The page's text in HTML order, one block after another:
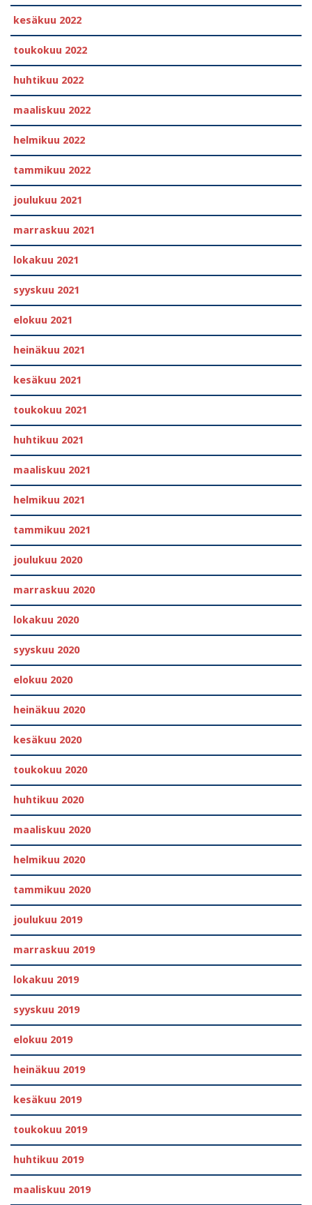
kesäkuu 2022
toukokuu 2022
huhtikuu 2022
maaliskuu 2022
helmikuu 2022
tammikuu 2022
joulukuu 2021
marraskuu 2021
lokakuu 2021
syyskuu 2021
elokuu 2021
heinäkuu 2021
kesäkuu 2021
toukokuu 2021
huhtikuu 2021
maaliskuu 2021
helmikuu 2021
tammikuu 2021
joulukuu 2020
marraskuu 2020
lokakuu 2020
syyskuu 2020
elokuu 2020
heinäkuu 2020
kesäkuu 2020
toukokuu 2020
huhtikuu 2020
maaliskuu 2020
helmikuu 2020
tammikuu 2020
joulukuu 2019
marraskuu 2019
lokakuu 2019
syyskuu 2019
elokuu 2019
heinäkuu 2019
kesäkuu 2019
toukokuu 2019
huhtikuu 2019
maaliskuu 2019